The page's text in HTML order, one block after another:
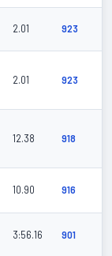
2.01 923
2.01 923
12.38 918
10.90 916
3:56.16 901